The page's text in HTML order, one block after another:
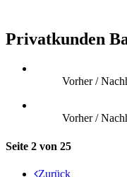
Privatkunden
Vorher /
Vorher /
Seite 2 von 25
Zurück